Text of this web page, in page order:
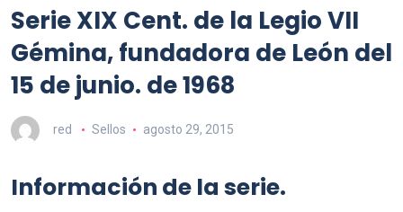
Serie XIX Cent. de la Legio VII
Gémina, fundadora de León del
15 de junio. de 1968
red Sellos agosto 29, 2015
Información de la serie.